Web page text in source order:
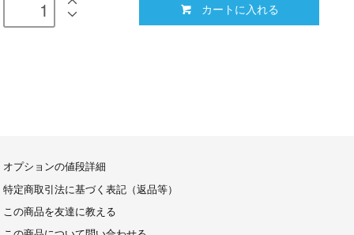
カートに入れる
オプションの値段詳細
特定商取引法に基づく表記（返品等）
この商品を友達に教える